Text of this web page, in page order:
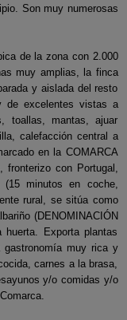
Son muy numerosas
de la zona con 2.000
muy amplias, la finca
y aislada del resto
excelentes vistas a
toallas, mantas, ajuar
calefacción central a
en la COMARCA
fronterizo con Portugal,
minutos en coche,
rural, se sitúa como
(DENOMINACIÓN
Exporta plantas
gastronomía muy rica y
carnes a la brasa,
y/o comidas y/o